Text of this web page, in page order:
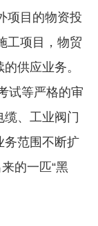
项目的物资投
工项目，物贸
供应业务。
试等严格的审
、工业阀门
务范围不断扩
的一匹“黑